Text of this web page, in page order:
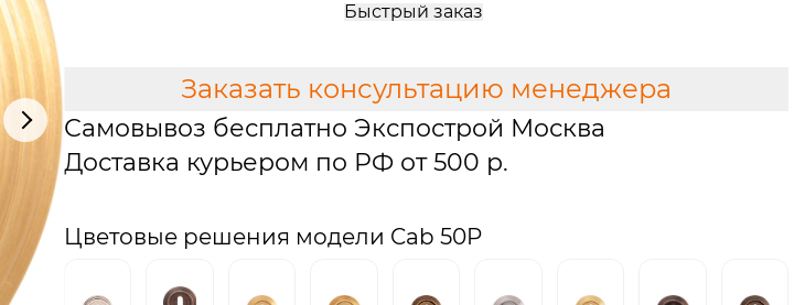
Быстрый заказ
Заказать консультацию менеджера
Самовывоз бесплатно Экспострой Москва
Доставка курьером по РФ от 500 р.
Цветовые решения модели Cab 50P